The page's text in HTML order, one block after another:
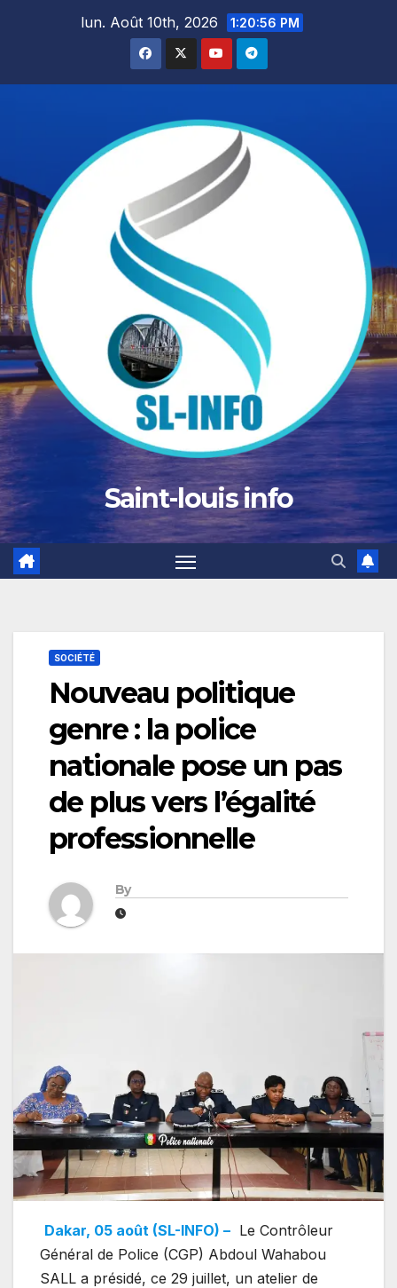
lun. Août 10th, 2026 1:20:58 PM
Saint-louis info
SOCIÉTÉ
Nouveau politique
genre : la police
nationale pose un pas
de plus vers l’égalité
professionnelle
By
Dakar, 05 août (SL-INFO) – Le Contrôleur
Général de Police (CGP) Abdoul Wahabou
SALL a présidé, ce 29 juillet, un atelier de